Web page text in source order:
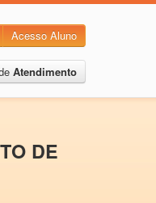
Acesso Aluno
Atendimento
DE